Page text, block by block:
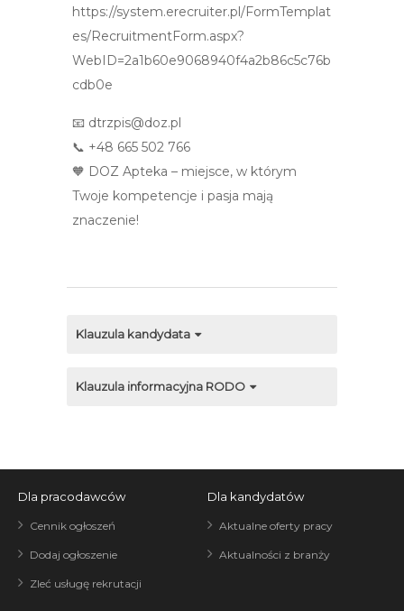
https://system.erecruiter.pl/FormTemplat
es/RecruitmentForm.aspx?
WebID=2a1b60e9068940f4a2b86c5c76b
cdb0e
📧 dtrzpis@doz.pl
📞 +48 665 502 766
🧡 DOZ Apteka – miejsce, w którym
Twoje kompetencje i pasja mają
znaczenie!
Klauzula kandydata
Klauzula informacyjna RODO
Dla pracodawców
Cennik ogłoszeń
Dodaj ogłoszenie
Zleć usługę rekrutacji
Dla kandydatów
Aktualne oferty pracy
Aktualności z branży